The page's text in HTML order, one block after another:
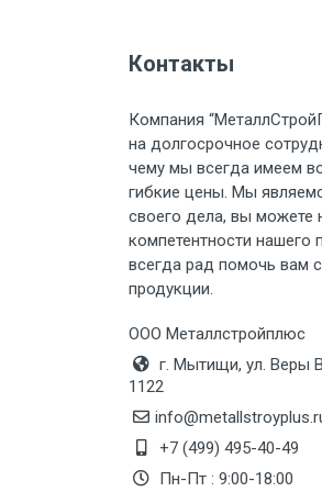
Груз до 6 м,
Груз до 6 м,
Груз до 6 м,
Груз до 6 м,
Груз до 12 м,
Манипулятор
Контакты
Компания
на долгосрочное
чему мы всегда имеем
гибкие цены. Мы
своего дела, вы можете
компетентности нашего
всегда рад помочь вам
продукции.
ООО Металлстройплюс
г. Мытищи, ул. Веры
1122
+7 (499) 495-40-49
Пн-Пт : 9:00-18:00